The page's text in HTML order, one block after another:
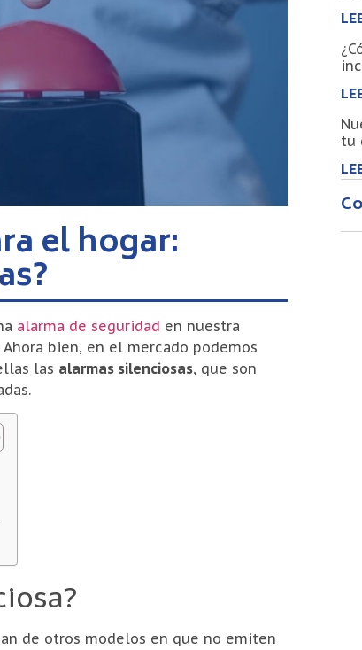
el hogar:
alarma de seguridad en nuestra
bien, en el mercado podemos
las alarmas silenciosas, que son
de otros modelos en que no emiten
tu